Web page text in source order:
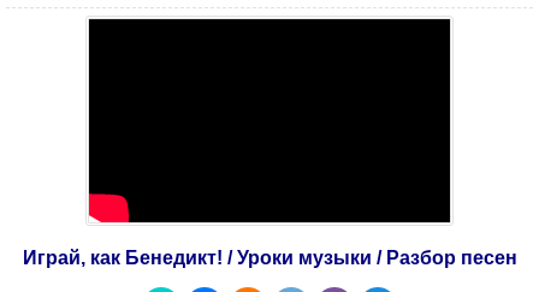
Играй, как Бенедикт! / Уроки музыки / Разбор песен